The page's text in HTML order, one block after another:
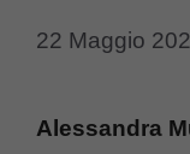
22 Maggio
Alessandra